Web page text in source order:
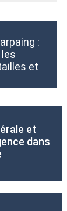
:
et
et
dans